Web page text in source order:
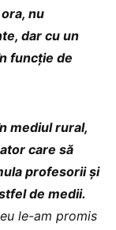
nu
dar cu un
funcție de
mediul rural,
care să
profesorii și
de medii.
le-am promis